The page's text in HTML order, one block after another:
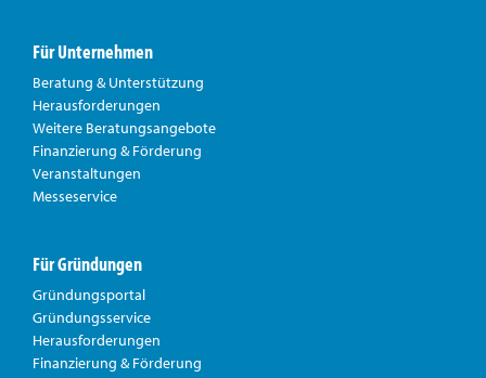
Für Unternehmen
Beratung & Unterstützung
Herausforderungen
Weitere Beratungsangebote
Finanzierung & Förderung
Veranstaltungen
Messeservice
Für Gründungen
Gründungsportal
Gründungsservice
Herausforderungen
Finanzierung & Förderung